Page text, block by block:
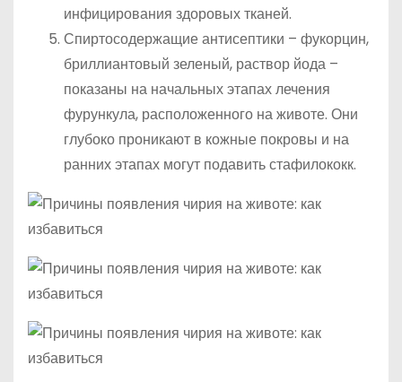
инфицирования здоровых тканей.
Спиртосодержащие антисептики – фукорцин,
бриллиантовый зеленый, раствор йода –
показаны на начальных этапах лечения
фурункула, расположенного на животе. Они
глубоко проникают в кожные покровы и на
ранних этапах могут подавить стафилококк.